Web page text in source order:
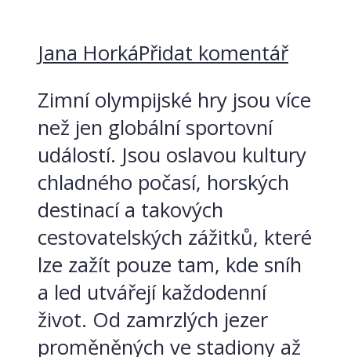
Jana HorkáPřidat komentář
Zimní olympijské hry jsou více
než jen globální sportovní
událostí. Jsou oslavou kultury
chladného počasí, horských
destinací a takových
cestovatelských zážitků, které
lze zažít pouze tam, kde sníh
a led utvářejí každodenní
život. Od zamrzlých jezer
proměněných ve stadiony až